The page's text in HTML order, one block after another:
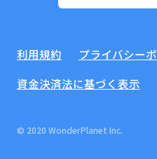
利用規約 プライバシー
資金決済法に基づく表示
© 2020 WonderPlanet Inc.